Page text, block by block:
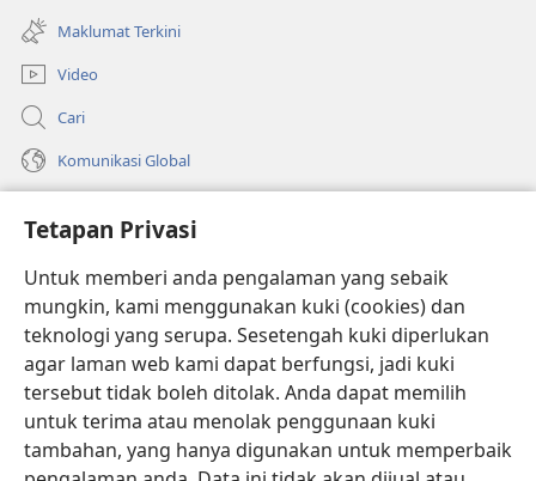
Tetapan Privasi
Untuk memberi anda pengalaman yang sebaik
mungkin, kami menggunakan kuki (cookies) dan
teknologi yang serupa. Sesetengah kuki diperlukan
agar laman web kami dapat berfungsi, jadi kuki
tersebut tidak boleh ditolak. Anda dapat memilih
untuk terima atau menolak penggunaan kuki
tambahan, yang hanya digunakan untuk memperbaik
tetingkap
baharu)
Maklumat Terkini
Video
Cari
Komunikasi Global
(membuka
tetingkap
baharu)PERPUSTAKAAN DALAM TALIAN Watchtower
(membuka
tetingkap
baharu)JW Hub
(membuka
tetingkap
baharu)
®